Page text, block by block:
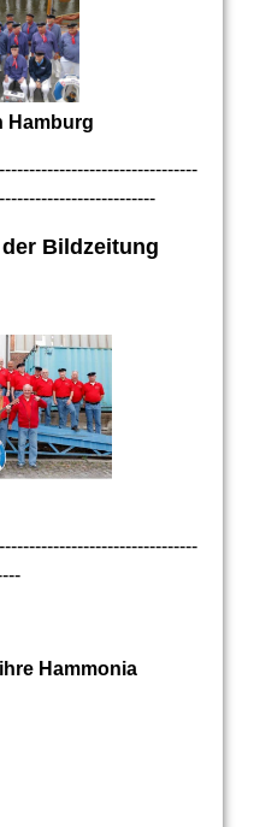
Hamburg
Bildzeitung
Hammonia